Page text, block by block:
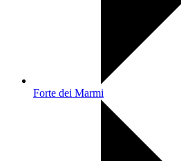
Forte dei Marmi